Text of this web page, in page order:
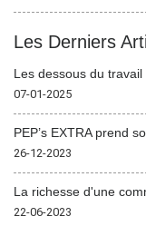
Les Derniers
Les dessous du
07-01-2025
PEP’s EXTRA prend
26-12-2023
La richesse d'une
22-06-2023